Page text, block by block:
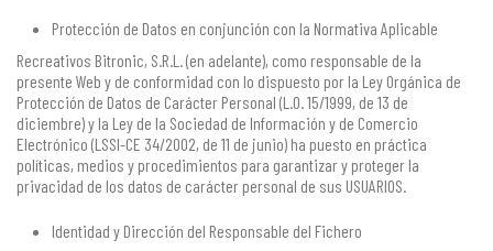
Protección de Datos en conjunción con la Normativa Aplicable
Recreativos Bitronic, S.R.L. (en adelante), como responsable de la
presente Web y de conformidad con lo dispuesto por la Ley Orgánica de
Protección de Datos de Carácter Personal (L.O. 15/1999, de 13 de
diciembre) y la Ley de la Sociedad de Información y de Comercio
Electrónico (LSSI-CE 34/2002, de 11 de junio) ha puesto en práctica
políticas, medios y procedimientos para garantizar y proteger la
privacidad de los datos de carácter personal de sus USUARIOS.
Identidad y Dirección del Responsable del Fichero